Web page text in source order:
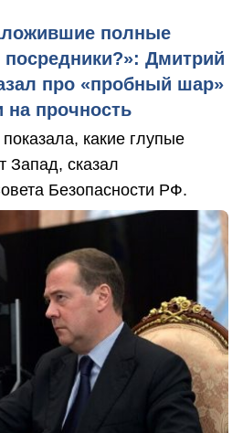
полные
Дмитрий
про «пробный шар»
на прочность
какие глупые
Запад, сказал
Безопасности РФ.